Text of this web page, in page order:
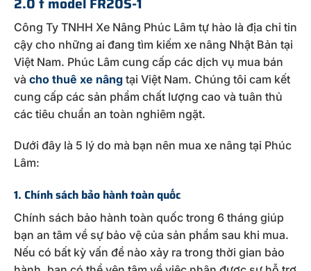
Công Ty TNHH Xe Nâng Phúc Lâm tự hào là địa chỉ tin
cậy cho những ai đang tìm kiếm xe nâng Nhật Bản tại
Việt Nam. Phúc Lâm cung cấp các dịch vụ mua bán
và cho thuê xe nâng tại Việt Nam. Chúng tôi cam kết
cung cấp các sản phẩm chất lượng cao và tuân thủ
các tiêu chuẩn an toàn nghiêm ngặt.
Dưới đây là 5 lý do mà bạn nên mua xe nâng tại Phúc
Lâm:
1. Chính sách bảo hành toàn quốc
Chính sách bảo hành toàn quốc trong 6 tháng giúp
bạn an tâm về sự bảo vệ của sản phẩm sau khi mua.
Nếu có bất kỳ vấn đề nào xảy ra trong thời gian bảo